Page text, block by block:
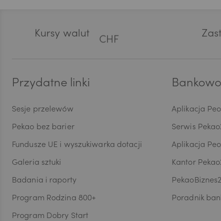
są
w
Kursy walut CHF
Przydatne linki
Sesje przelewów
Pekao bez barier
Fundusze UE i wyszukiwarka dotacji
Galeria sztuki
Badania i raporty
Program Rodzina 800+
Program Dobry Start
Aplikacja
Serwis
Aplikacja
Kantor
Poradnik